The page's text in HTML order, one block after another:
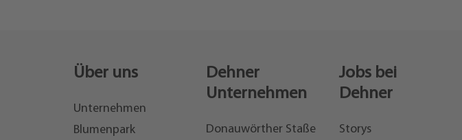
Über uns
Unternehmen
Blumenpark
Dehner
Unternehmen
Donauwörther Staße
Jobs bei
Dehner
Storys